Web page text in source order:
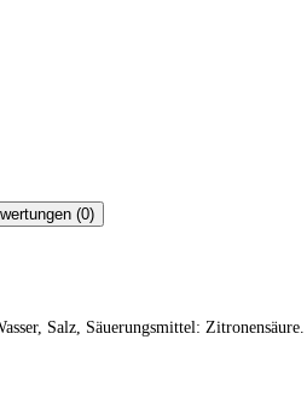
(0)
Salz, Säuerungsmittel: Zitronensäure.